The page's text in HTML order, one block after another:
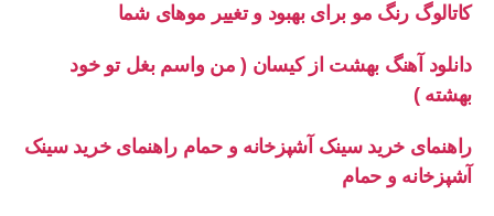
کاتالوگ رنگ مو برای بهبود و تغییر موهای شما
دانلود آهنگ بهشت از کیسان ( من واسم بغل تو خود
بهشته )
راهنمای خرید سینک آشپزخانه و حمام راهنمای خرید سینک
آشپزخانه و حمام